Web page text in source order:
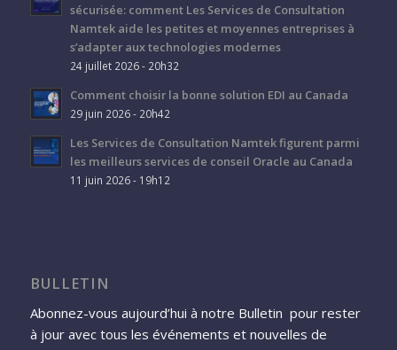
sécurisée: comment Les Services de Consultation
Namtek aide les petites et moyennes entreprises à
s’adapter aux technologies modernes
24 juillet 2026 - 20h32
Comment choisir la bonne solution EDI au Canada
29 juin 2026 - 20h42
Les Services de Consultation Namtek figurent parmi
les meilleurs services de conseil Oracle au Canada
11 juin 2026 - 19h12
BULLETIN
Abonnez-vous aujourd’hui à notre Bulletin pour rester
à jour avec tous les événements et nouvelles de